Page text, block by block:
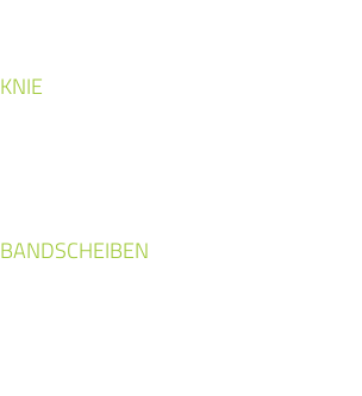
KNIE
BANDSCHEIBEN